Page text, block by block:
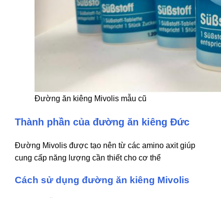
Đường ăn kiêng Mivolis mẫu cũ
Thành phần của đường ăn kiêng Đức
Đường Mivolis được tạo nên từ các amino axit giúp
cung cấp năng lượng cần thiết cho cơ thể
Cách sử dụng đường ăn kiêng Mivolis